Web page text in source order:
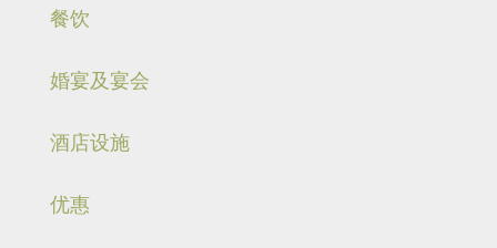
餐饮
婚宴及宴会
酒店设施
优惠